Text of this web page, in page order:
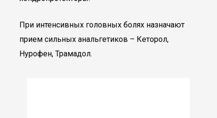
При интенсивных головных болях назначают
прием сильных анальгетиков – Кеторол,
Нурофен, Трамадол.